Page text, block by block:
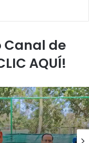
Canal de
AQUÍ!